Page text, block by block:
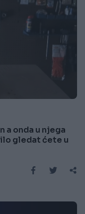
a onda u njega
gledat ćete u